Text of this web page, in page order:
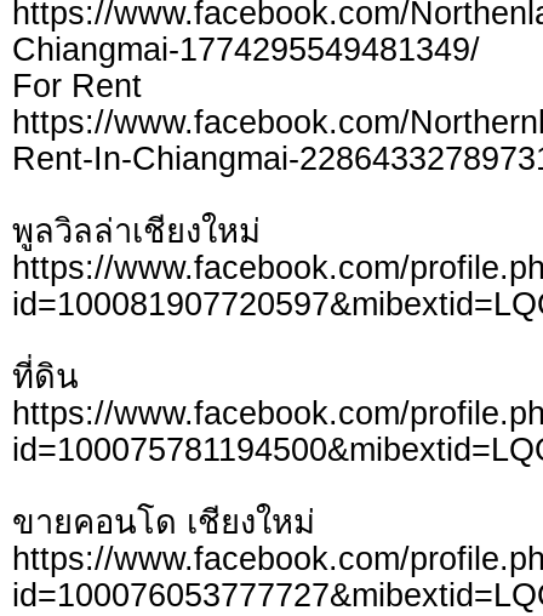
https://www.facebook.com/
Chiangmai-1774295549481349/
For Rent
https://www.facebook.com/
Rent-In-Chiangmai-
พูลวิลล่าเชียงใหม่
https://www.facebook.com/
ที่ดิน
https://www.facebook.com/
ขายคอนโด เชียงใหม่
https://www.facebook.com/